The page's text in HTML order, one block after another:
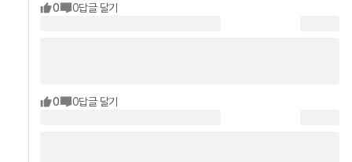
0 0답글 달기
0 0답글 달기